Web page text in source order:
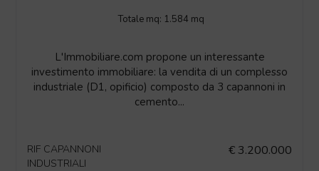
Totale mq: 1.584 mq
L'Immobiliare.com propone un interessante
investimento immobiliare: la vendita di un complesso
industriale (D1, opificio) composto da 3 capannoni in
cemento...
RIF CAPANNONI
INDUSTRIALI
€ 3.200.000